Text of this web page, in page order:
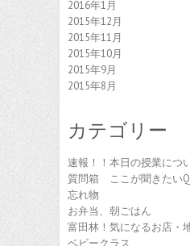
2016年1月
2015年12月
2015年11月
2015年10月
2015年9月
2015年8月
カテゴリー
速報！！本日の授業につ
質問箱 ここが聞きたい
忘れ物
お弁当、朝ごはん
富田林！気になるお店・